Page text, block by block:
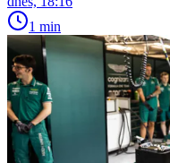
1 min